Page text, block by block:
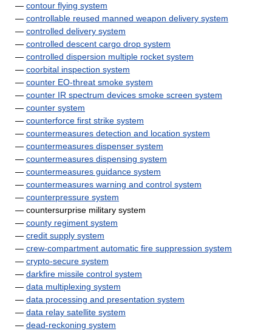
— contour flying system
— controllable reused manned weapon delivery system
— controlled delivery system
— controlled descent cargo drop system
— controlled dispersion multiple rocket system
— coorbital inspection system
— counter EO-threat smoke system
— counter IR spectrum devices smoke screen system
— counter system
— counterforce first strike system
— countermeasures detection and location system
— countermeasures dispenser system
— countermeasures dispensing system
— countermeasures guidance system
— countermeasures warning and control system
— counterpressure system
— countersurprise military system
— county regiment system
— credit supply system
— crew-compartment automatic fire suppression system
— crypto-secure system
— darkfire missile control system
— data multiplexing system
— data processing and presentation system
— data relay satellite system
— dead-reckoning system